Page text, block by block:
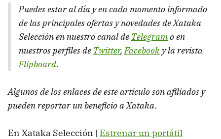
Puedes estar al día y en cada momento informado
de las principales ofertas y novedades de Xataka
Selección en nuestro canal de Telegramo en
nuestros perfiles de Twitter,Facebook y la revista
Flipboard.
Algunos de los enlaces de este artículo son afiliados y
pueden reportar un beneficio a Xataka.
En Xataka Selección | Estrenar un portátil